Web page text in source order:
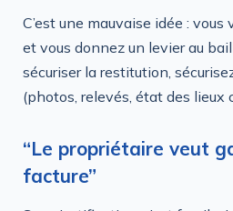
C’est une mauvaise idée :
et vous donnez un levier au
sécuriser la restitution,
(photos, relevés, état des lieux
“Le propriétaire veut
facture”